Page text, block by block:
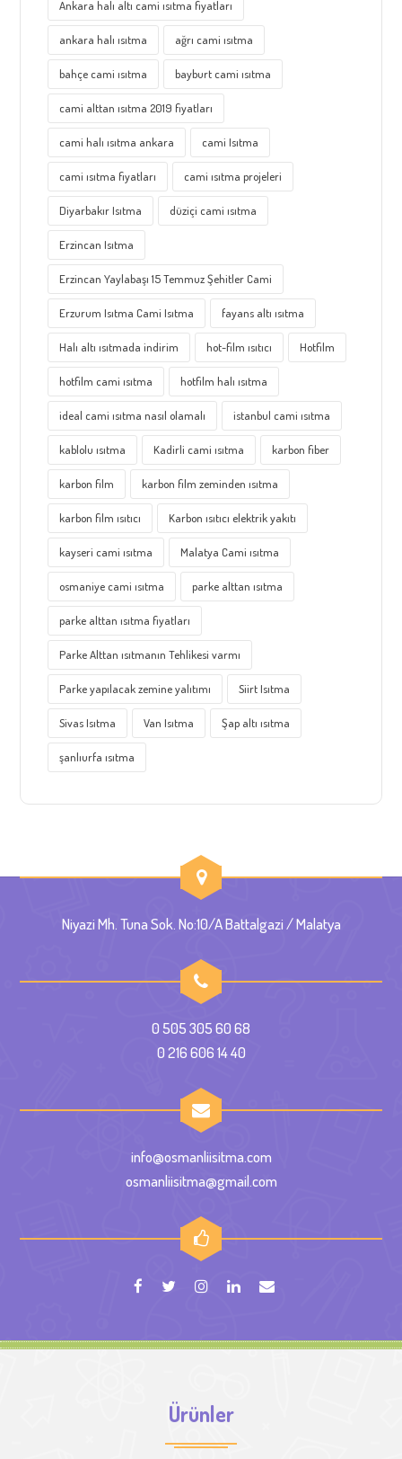
Ankara halı altı cami ısıtma fiyatları
ankara halı ısıtma ağrı cami ısıtma
bahçe cami ısıtma bayburt cami ısıtma
cami alttan ısıtma 2019 fiyatları
cami halı ısıtma ankara cami Isıtma
cami ısıtma fiyatları cami ısıtma projeleri
Diyarbakır Isıtma düziçi cami ısıtma
Erzincan Isıtma
Erzincan Yaylabaşı 15 Temmuz Şehitler Cami
Erzurum Isıtma Cami Isıtma fayans altı ısıtma
Halı altı ısıtmada indirim hot-film ısıtıcı Hotfilm
hotfilm cami ısıtma hotfilm halı ısıtma
ideal cami ısıtma nasıl olamalı istanbul cami ısıtma
kablolu ısıtma Kadirli cami ısıtma karbon fiber
karbon film karbon film zeminden ısıtma
karbon film ısıtıcı Karbon ısıtıcı elektrik yakıtı
kayseri cami ısıtma Malatya Cami ısıtma
osmaniye cami ısıtma parke alttan ısıtma
parke alttan ısıtma fiyatları
Parke Alttan ısıtmanın Tehlikesi varmı
Parke yapılacak zemine yalıtımı Siirt Isıtma
Sivas Isıtma Van Isıtma Şap altı ısıtma
şanlıurfa ısıtma
Niyazi Mh. Tuna Sok. No:10/A Battalgazi / Malatya
0 505 305 60 68
0 216 606 14 40
info@osmanliisitma.com
osmanliisitma@gmail.com
Ürünler